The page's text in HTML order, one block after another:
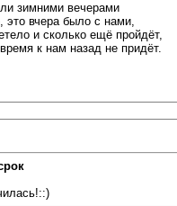
зимними вечерами
это вчера было с нами,
и сколько ещё пройдёт,
к нам назад не придёт.